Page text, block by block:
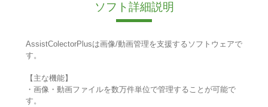
ソフト詳細説明
AssistColectorPlusは画像/動画管理を支援するソフトウェアで
す。
【主な機能】
・画像・動画ファイルを数万件単位で管理することが可能で
す。